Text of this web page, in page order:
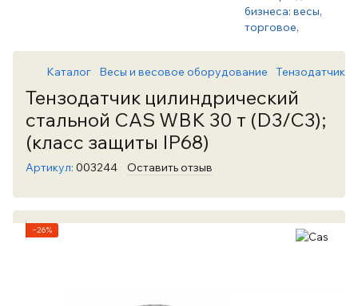
Каталог Весы и весовое оборудование Тензодатчики
Тензодатчик цилиндрический
стальной CAS WBK 30 т (D3/C3);
(класс защиты IP68)
Артикул: 003244 Оставить отзыв
−26%